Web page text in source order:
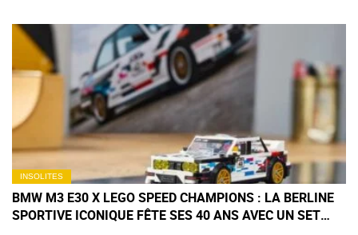
INSOLITES
BMW M3 E30 X LEGO SPEED CHAMPIONS : LA BERLINE
SPORTIVE ICONIQUE FÊTE SES 40 ANS AVEC UN SET